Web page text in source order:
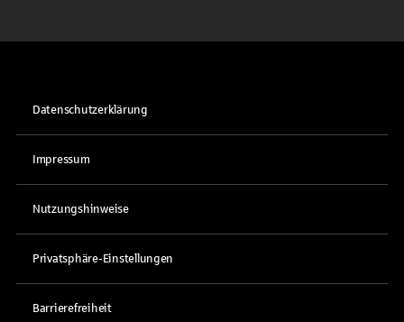
Datenschutzerklärung
Impressum
Nutzungshinweise
Privatsphäre-Einstellungen
Barrierefreiheit